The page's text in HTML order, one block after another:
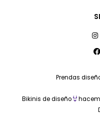
Prendas
Bikinis de diseño